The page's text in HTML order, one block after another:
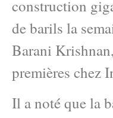
construction
de barils la
Barani
premières chez
Il a noté que la